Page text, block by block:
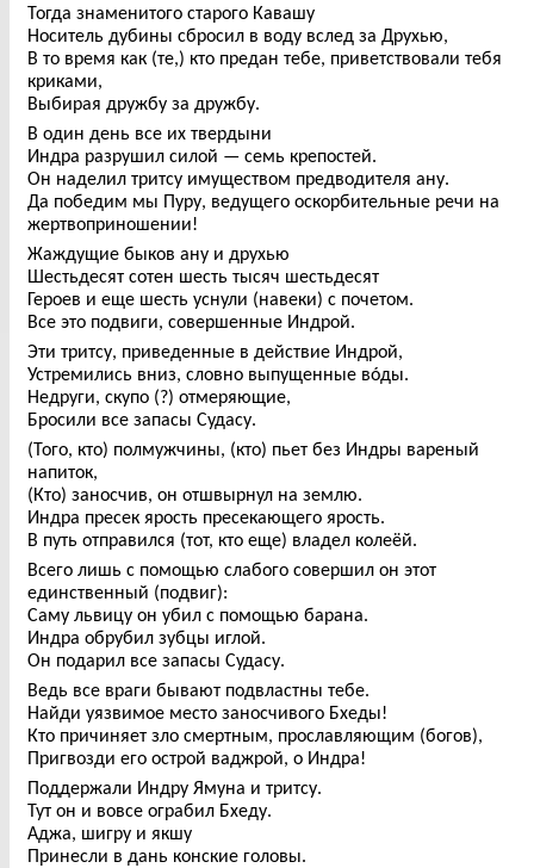
Тогда знаменитого старого Кавашу
Носитель дубины сбросил в воду вслед за Друхью,
В то время как (те,) кто предан тебе, приветствовали тебя
криками,
Выбирая дружбу за дружбу.
В один день все их твердыни
Индра разрушил силой — семь крепостей.
Он наделил тритсу имуществом предводителя ану.
Да победим мы Пуру, ведущего оскорбительные речи на
жертвоприношении!
Жаждущие быков ану и друхью
Шестьдесят сотен шесть тысяч шестьдесят
Героев и еще шесть уснули (навеки) с почетом.
Все это подвиги, совершенные Индрой.
Эти тритсу, приведенные в действие Индрой,
Устремились вниз, словно выпущенные вóды.
Недруги, скупо (?) отмеряющие,
Бросили все запасы Судасу.
(Того, кто) полмужчины, (кто) пьет без Индры вареный
напиток,
(Кто) заносчив, он отшвырнул на землю.
Индра пресек ярость пресекающего ярость.
В путь отправился (тот, кто еще) владел колеёй.
Всего лишь с помощью слабого совершил он этот
единственный (подвиг):
Саму львицу он убил с помощью барана.
Индра обрубил зубцы иглой.
Он подарил все запасы Судасу.
Ведь все враги бывают подвластны тебе.
Найди уязвимое место заносчивого Бхеды!
Кто причиняет зло смертным, прославляющим (богов),
Пригвозди его острой ваджрой, о Индра!
Поддержали Индру Ямуна и тритсу.
Тут он и вовсе ограбил Бхеду.
Аджа, шигру и якшу
Принесли в дань конские головы.